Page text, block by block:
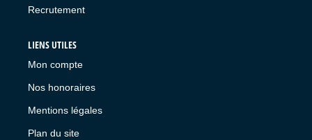
Recrutement
LIENS UTILES
Mon compte
Nos honoraires
Mentions légales
Plan du site